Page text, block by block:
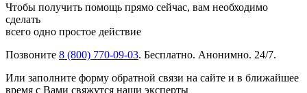
Чтобы получить помощь прямо сейчас, вам необходимо
сделать
всего одно простое действие
Позвоните 8 (800) 770-09-03. Бесплатно. Анонимно. 24/7.
Или заполните форму обратной связи на сайте и в ближайшее
время с Вами свяжутся наши эксперты